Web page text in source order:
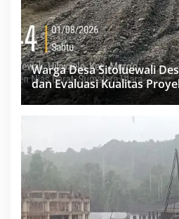
Warga Desa Sitoluewali
dan Evaluasi Kualitas
Minim Informasi